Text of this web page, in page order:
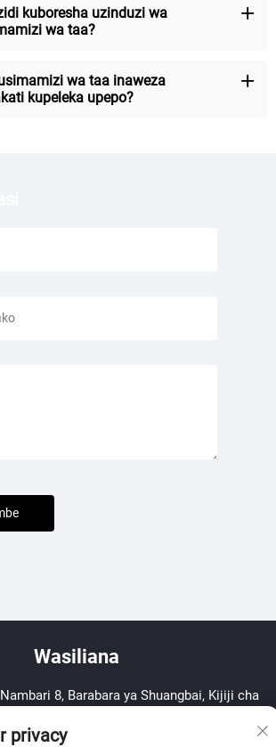
kuboresha uzinduzi wa
wa taa?
wa taa inaweza
kupeleka upepo?
Wasiliana
8, Barabara ya Shuangbai, Kijiji cha
privacy